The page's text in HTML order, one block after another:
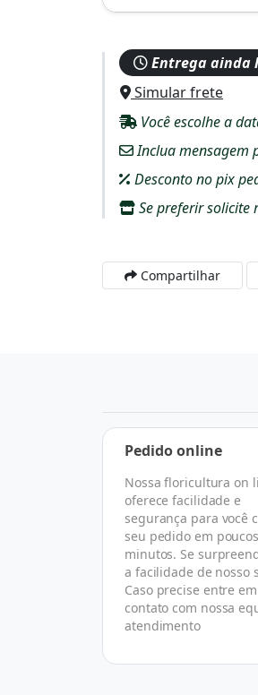
Entrega ainda
Simular frete
Você escolhe a
Inclua mensagem
Desconto no pix
Se preferir solicite
Compartilhar
Pedido online
Nossa floricultura on
oferece facilidade e
segurança para você
seu pedido em poucos
minutos. Se
a facilidade de nosso
Caso precise entre em
contato com nossa
atendimento